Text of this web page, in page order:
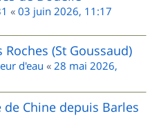
« 03 juin 2026, 11:17
(St Goussaud)
d'eau « 28 mai 2026,
Chine depuis Barles